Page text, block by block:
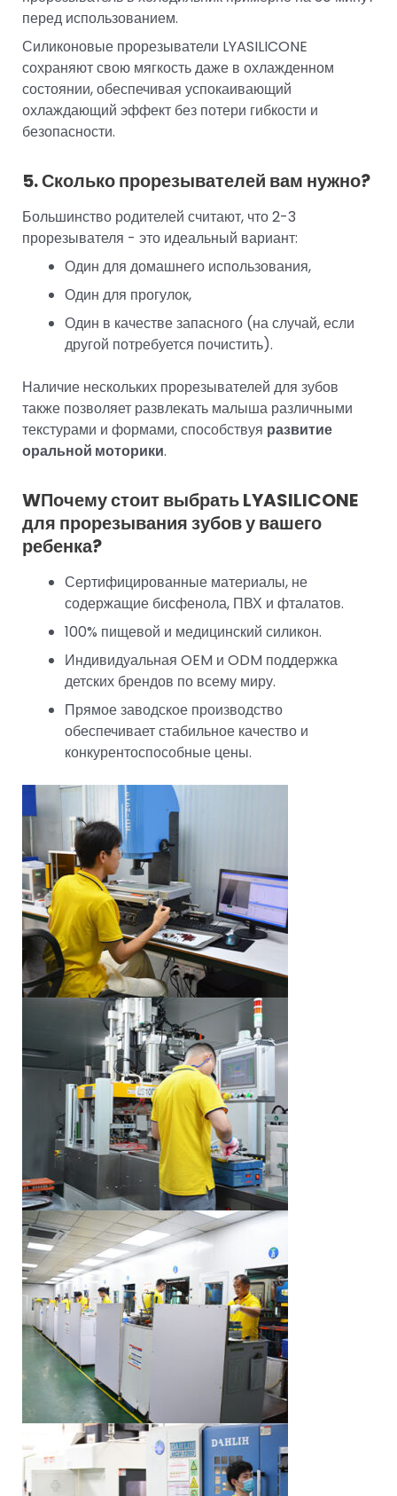
перед использованием.
Силиконовые прорезыватели LYASILICONE
сохраняют свою мягкость даже в охлажденном
состоянии, обеспечивая успокаивающий
охлаждающий эффект без потери гибкости и
безопасности.
5. Сколько прорезывателей вам нужно?
Большинство родителей считают, что 2-3
прорезывателя - это идеальный вариант:
Один для домашнего использования,
Один для прогулок,
Один в качестве запасного (на случай, если
другой потребуется почистить).
Наличие нескольких прорезывателей для зубов
также позволяет развлекать малыша различными
текстурами и формами, способствуя развитие
оральной моторики.
WПочему стоит выбрать LYASILICONE
для прорезывания зубов у вашего
ребенка?
Сертифицированные материалы, не
содержащие бисфенола, ПВХ и фталатов.
100% пищевой и медицинский силикон.
Индивидуальная OEM и ODM поддержка
детских брендов по всему миру.
Прямое заводское производство
обеспечивает стабильное качество и
конкурентоспособные цены.